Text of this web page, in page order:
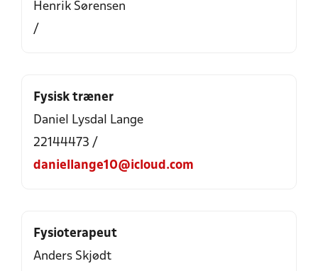
Henrik Sørensen
/
Fysisk træner
Daniel Lysdal Lange
22144473 /
daniellange10@icloud.com
Fysioterapeut
Anders Skjødt